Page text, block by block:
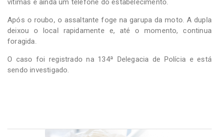
Após o roubo, o assaltante foge na garupa da moto. A dupla
deixou o local rapidamente e, até o momento, continua
foragida.
O caso foi registrado na 134ª Delegacia de Polícia e está
sendo investigado.